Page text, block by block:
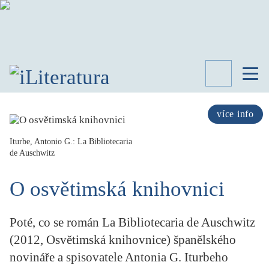
více info
SPISOVATELÉ
KATEGORIE
PŘEHLED
STUDIE
Iturbe, Antonio G.: La Bibliotecaria
de Auschwitz
O osvětimská knihovnici
Poté, co se román La Bibliotecaria de Auschwitz
(2012, Osvětimská knihovnice) španělského
novináře a spisovatele Antonia G. Iturbeho